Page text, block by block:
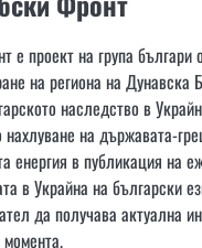
е проект на група българи
на региона на Дунавска
наследство в
на държавата-
енергия в публикация на
в Украйна на български
да получава актуална